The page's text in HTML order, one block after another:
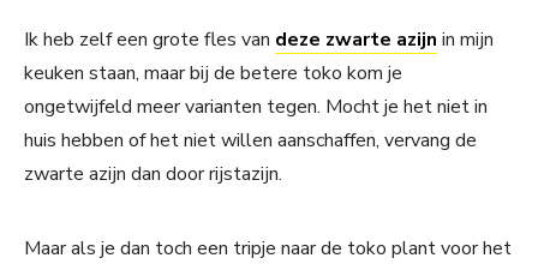
Ik heb zelf een grote fles van deze zwarte azijn in mijn
keuken staan, maar bij de betere toko kom je
ongetwijfeld meer varianten tegen. Mocht je het niet in
huis hebben of het niet willen aanschaffen, vervang de
zwarte azijn dan door rijstazijn.
Maar als je dan toch een tripje naar de toko plant voor het